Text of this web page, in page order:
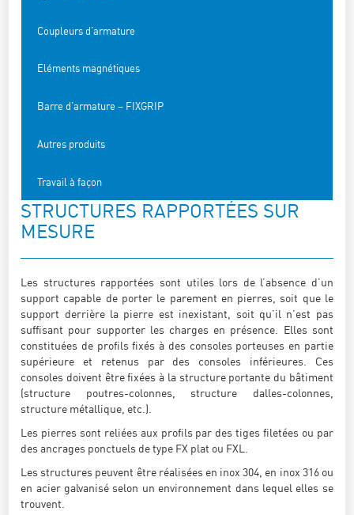
Coupleurs d’armature
Eléments magnétiques
Barre d’armature – FIXGRIP
Autres produits
Travail à façon
STRUCTURES RAPPORTÉES SUR
MESURE
Les structures rapportées sont utiles lors de l’absence d’un
support capable de porter le parement en pierres, soit que le
support derrière la pierre est inexistant, soit qu’il n’est pas
suffisant pour supporter les charges en présence. Elles sont
constituées de profils fixés à des consoles porteuses en partie
supérieure et retenus par des consoles inférieures. Ces
consoles doivent être fixées à la structure portante du bâtiment
(structure poutres-colonnes, structure dalles-colonnes,
structure métallique, etc.).
Les pierres sont reliées aux profils par des tiges filetées ou par
des ancrages ponctuels de type FX plat ou FXL.
Les structures peuvent être réalisées en inox 304, en inox 316 ou
en acier galvanisé selon un environnement dans lequel elles se
trouvent.